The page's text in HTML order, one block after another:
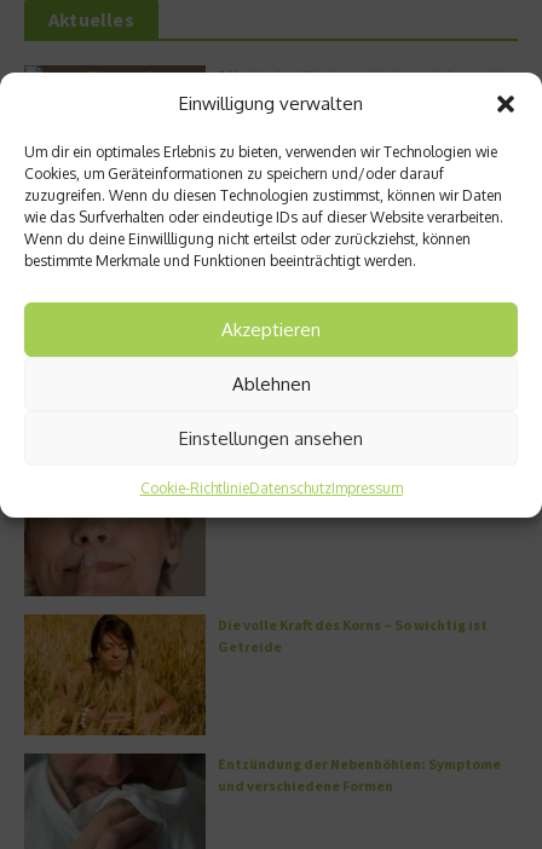
Einwilligung verwalten
Um dir ein optimales Erlebnis zu bieten, verwenden wir Technologien wie
Cookies, um Geräteinformationen zu speichern und/oder darauf
zuzugreifen. Wenn du diesen Technologien zustimmst, können wir Daten
wie das Surfverhalten oder eindeutige IDs auf dieser Website verarbeiten.
Wenn du deine Einwillligung nicht erteilst oder zurückziehst, können
bestimmte Merkmale und Funktionen beeinträchtigt werden.
Akzeptieren
Ablehnen
Einstellungen ansehen
Cookie-RichtlinieDatenschutzImpressum
Aktuelles
5 Methoden für ein gesünderes Leben – die
müssen Sie kennen
Zellschutz neu gedacht: Wie OM24®
körpereigene Schutzmechanismen
unterstützen soll
Sonne tanken: Die Rolle von Vitamin D für
Immunsystem und Knochen
DERMADROP MED: Nadelfrei in die Tiefe
Wo habe ich nur wieder meinen Kopf? – Das
Die volle Kraft des Korns – So wichtig ist
Getreide
Entzündung der Nebenhöhlen: Symptome
und verschiedene Formen